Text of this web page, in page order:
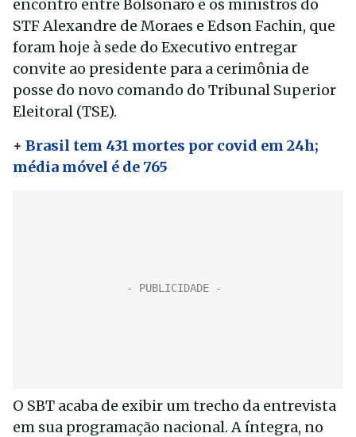
encontro entre Bolsonaro e os ministros do
STF Alexandre de Moraes e Edson Fachin, que
foram hoje à sede do Executivo entregar
convite ao presidente para a cerimônia de
posse do novo comando do Tribunal Superior
Eleitoral (TSE).
+ Brasil tem 431 mortes por covid em 24h;
média móvel é de 765
O SBT acaba de exibir um trecho da entrevista
em sua programação nacional. A íntegra, no